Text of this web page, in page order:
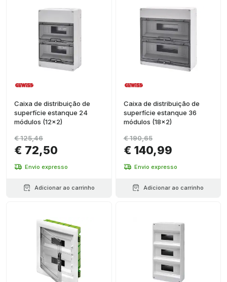
Caixa de distribuição de
superfície estanque 24
módulos (12x2)
€ 72,50
€ 125,46
Envio expresso
Adicionar ao carrinho
Caixa de distribuição de
superfície estanque 36
módulos (18x2)
€ 140,99
€ 190,65
Envio expresso
Adicionar ao carrinho